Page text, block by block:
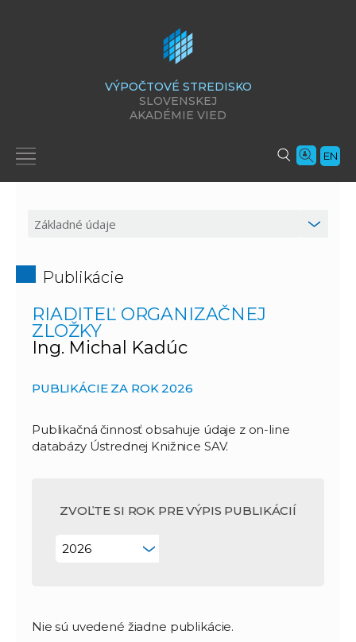
VÝPOČTOVÉ STREDISKO
SLOVENSKEJ
AKADÉMIE VIED
EN
Publikácie
RIADITEĽ ORGANIZAČNEJ
ZLOŽKY
Ing. Michal Kadúc
PUBLIKÁCIE ZA ROK 2026
Publikačná činnosť obsahuje údaje z on-line
databázy Ústrednej Knižnice SAV.
ZVOĽTE SI ROK PRE VÝPIS PUBLIKÁCIÍ
Nie sú uvedené žiadne publikácie.